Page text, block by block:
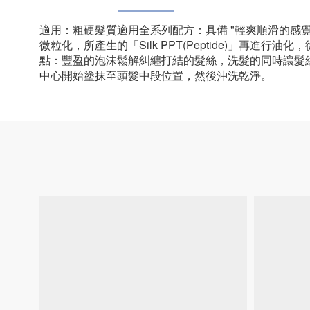
適用：粗硬髮質適用全系列配方：具備 "輕爽順滑的感
微粒化，所產生的「Silk PPT(Peptide)」再進行油化
點：豐盈的泡沫鬆解糾纏打結的髮絲，洗髮的同時讓
中心開始塗抹至頭髮中段位置，然後沖洗乾淨。